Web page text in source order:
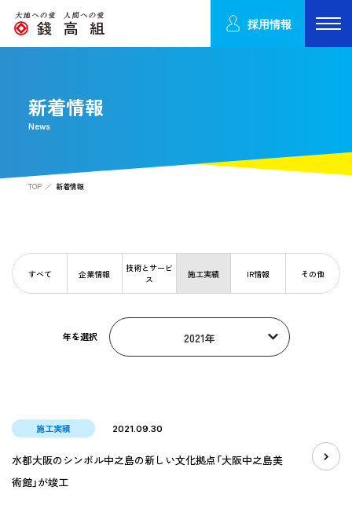
採用情報
新着情報
News
TOP 新着情報
すべて 企業情報
技術とサービ
ス
施工実績 IR情報 その他
年を選択
施工実績 2021.09.30
水都大阪のシンボル中之島の新しい文化拠点「大阪中之島美
術館」が竣工